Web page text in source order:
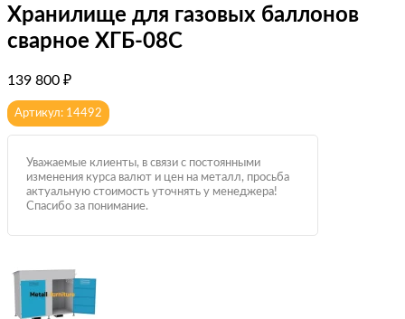
Хранилище для газовых баллонов
сварное ХГБ-08С
139 800 ₽
Артикул: 14492
Уважаемые клиенты, в связи с постоянными
изменения курса валют и цен на металл, просьба
актуальную стоимость уточнять у менеджера!
Спасибо за понимание.